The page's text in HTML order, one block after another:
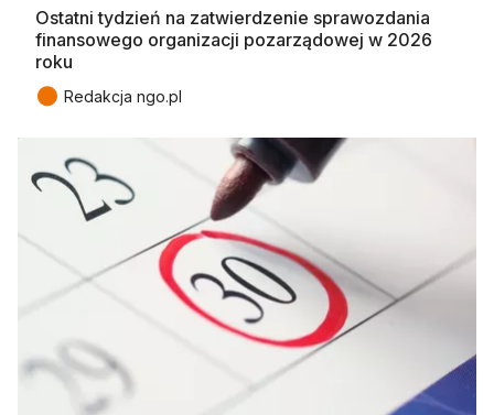
Ostatni tydzień na zatwierdzenie sprawozdania
finansowego organizacji pozarządowej w 2026
roku
● Redakcja ngo.pl